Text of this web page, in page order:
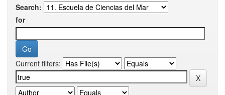
Search:
for
Current filters: